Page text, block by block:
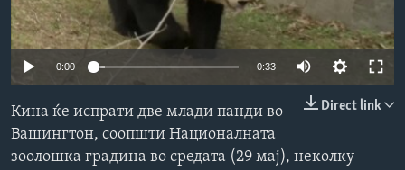
ИНТЕРВЈУА
Јазици
0:00 0:33
Direct link
Кина ќе испрати две млади панди во
Вашингтон, соопшти Националната
зоолошка градина во средата (29 мај), неколку